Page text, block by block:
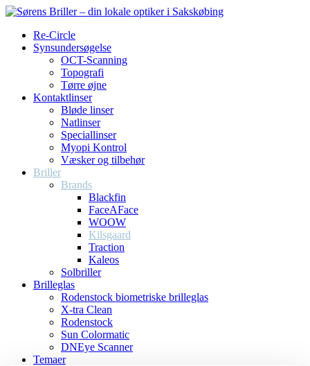
Re-Circle
Synsundersøgelse
OCT-Scanning
Topografi
Tørre øjne
Kontaktlinser
Bløde linser
Natlinser
Speciallinser
Myopi Kontrol
Væsker og tilbehør
Briller
Brands
Blackfin
FaceAFace
WOOW
Kilsgaard
Traction
Kaleos
Solbriller
Brilleglas
Rodenstock biometriske brilleglas
X-tra Clean
Rodenstock
Sun Colormatic
DNEye Scanner
Temaer